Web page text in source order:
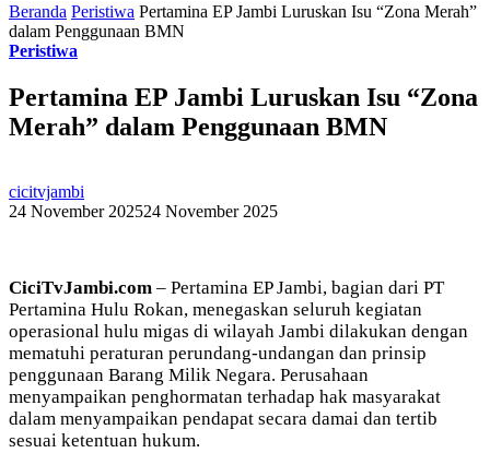
Beranda Peristiwa Pertamina EP Jambi Luruskan Isu “Zona Merah”
dalam Penggunaan BMN
Peristiwa
Pertamina EP Jambi Luruskan Isu “Zona
Merah” dalam Penggunaan BMN
cicitvjambi
24 November 202524 November 2025
CiciTvJambi.com – Pertamina EP Jambi, bagian dari PT
Pertamina Hulu Rokan, menegaskan seluruh kegiatan
operasional hulu migas di wilayah Jambi dilakukan dengan
mematuhi peraturan perundang-undangan dan prinsip
penggunaan Barang Milik Negara. Perusahaan
menyampaikan penghormatan terhadap hak masyarakat
dalam menyampaikan pendapat secara damai dan tertib
sesuai ketentuan hukum.